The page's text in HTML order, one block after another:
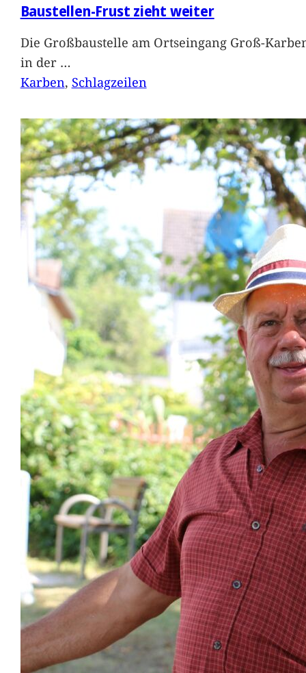
Baustellen-Frust zieht weiter
Die Großbaustelle am Ortseingang Groß-
in der …
Karben, Schlagzeilen